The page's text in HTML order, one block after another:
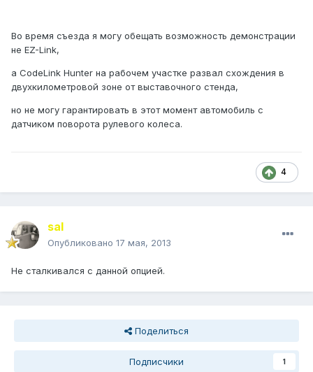
Во время съезда я могу обещать возможность демонстрации
не EZ-Link,
а CodeLink Hunter на рабочем участке развал схождения в
двухкилометровой зоне от выставочного стенда,
но не могу гарантировать в этот момент автомобиль с
датчиком поворота рулевого колеса.
4
saI
Опубликовано 17 мая, 2013
Не сталкивался с данной опцией.
Поделиться
Подписчики 1